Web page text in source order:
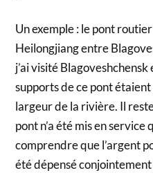
Un exemple : le pont
Heilongjiang entre
j’ai visité
supports de ce pont
largeur de la rivière. Il
pont n’a été mis en service
comprendre que l’argent
été dépensé